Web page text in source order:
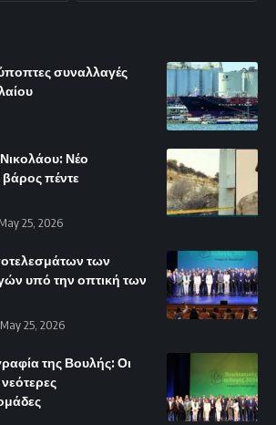
συναλλαγές
Νέο
βάρος πέντε
May 25, 2026
των
υπό την οπτική των
May 25, 2026
της Βουλής: Οι